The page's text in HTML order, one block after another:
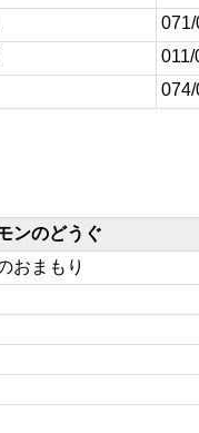
011/
ンのどうぐ
おまもり